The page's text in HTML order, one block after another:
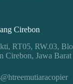
Cirebon
RT05, RW.03,
Cirebon, Jawa